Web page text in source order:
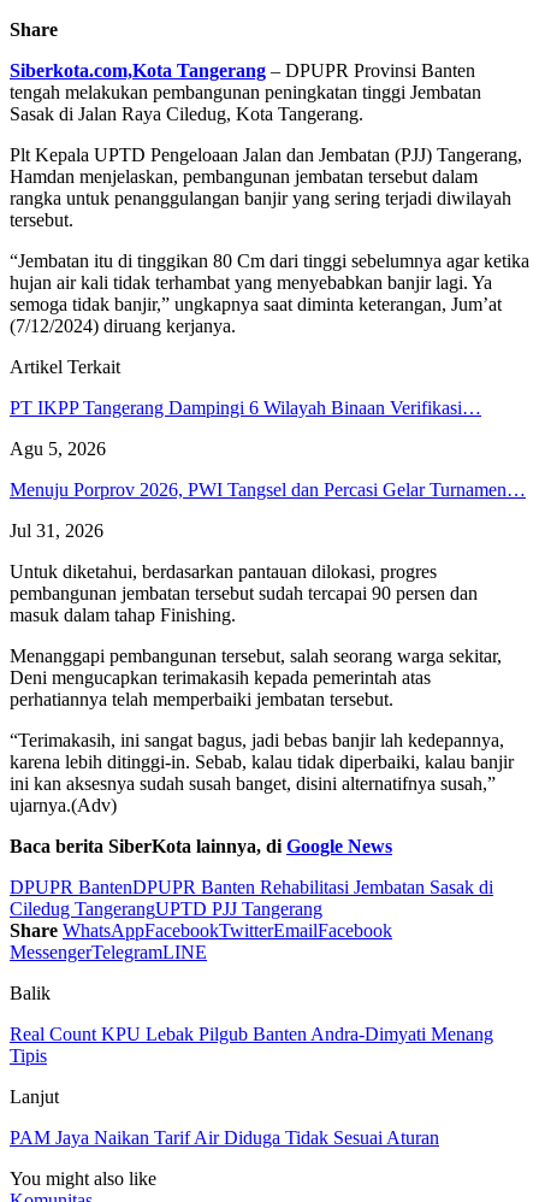
Share
Siberkota.com,Kota Tangerang – DPUPR Provinsi Banten
tengah melakukan pembangunan peningkatan tinggi Jembatan
Sasak di Jalan Raya Ciledug, Kota Tangerang.
Plt Kepala UPTD Pengeloaan Jalan dan Jembatan (PJJ) Tangerang,
Hamdan menjelaskan, pembangunan jembatan tersebut dalam
rangka untuk penanggulangan banjir yang sering terjadi diwilayah
tersebut.
“Jembatan itu di tinggikan 80 Cm dari tinggi sebelumnya agar ketika
hujan air kali tidak terhambat yang menyebabkan banjir lagi. Ya
semoga tidak banjir,” ungkapnya saat diminta keterangan, Jum’at
(7/12/2024) diruang kerjanya.
Artikel Terkait
PT IKPP Tangerang Dampingi 6 Wilayah Binaan Verifikasi…
Agu 5, 2026
Menuju Porprov 2026, PWI Tangsel dan Percasi Gelar Turnamen…
Jul 31, 2026
Untuk diketahui, berdasarkan pantauan dilokasi, progres
pembangunan jembatan tersebut sudah tercapai 90 persen dan
masuk dalam tahap Finishing.
Menanggapi pembangunan tersebut, salah seorang warga sekitar,
Deni mengucapkan terimakasih kepada pemerintah atas
perhatiannya telah memperbaiki jembatan tersebut.
“Terimakasih, ini sangat bagus, jadi bebas banjir lah kedepannya,
karena lebih ditinggi-in. Sebab, kalau tidak diperbaiki, kalau banjir
ini kan aksesnya sudah susah banget, disini alternatifnya susah,”
ujarnya.(Adv)
Baca berita SiberKota lainnya, di Google News
DPUPR BantenDPUPR Banten Rehabilitasi Jembatan Sasak di
Ciledug TangerangUPTD PJJ Tangerang
Share WhatsAppFacebookTwitterEmailFacebook
MessengerTelegramLINE
Balik
Real Count KPU Lebak Pilgub Banten Andra-Dimyati Menang
Tipis
Lanjut
PAM Jaya Naikan Tarif Air Diduga Tidak Sesuai Aturan
You might also like